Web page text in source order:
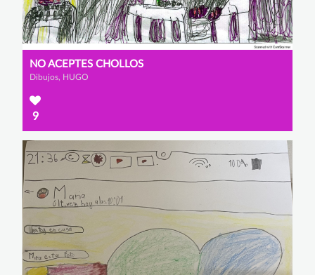
NO ACEPTES CHOLLOS
Dibujos, HUGO
9